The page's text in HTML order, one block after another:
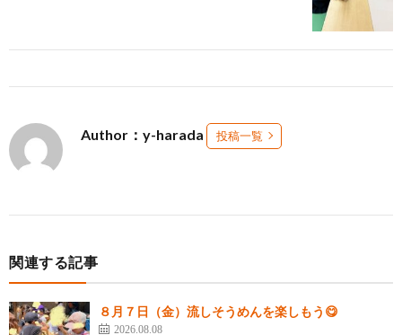
Author：y-harada 投稿一覧
関連する記事
８月７日（金）流しそうめんを楽しもう😋
2026.08.08